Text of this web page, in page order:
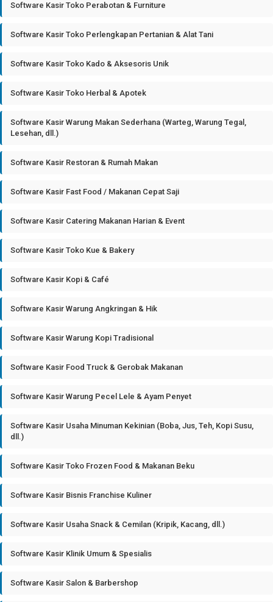
Software Kasir Toko Perabotan & Furniture
Software Kasir Toko Perlengkapan Pertanian & Alat Tani
Software Kasir Toko Kado & Aksesoris Unik
Software Kasir Toko Herbal & Apotek
Software Kasir Warung Makan Sederhana (Warteg, Warung Tegal,
Lesehan, dll.)
Software Kasir Restoran & Rumah Makan
Software Kasir Fast Food / Makanan Cepat Saji
Software Kasir Catering Makanan Harian & Event
Software Kasir Toko Kue & Bakery
Software Kasir Kopi & Café
Software Kasir Warung Angkringan & Hik
Software Kasir Warung Kopi Tradisional
Software Kasir Food Truck & Gerobak Makanan
Software Kasir Warung Pecel Lele & Ayam Penyet
Software Kasir Usaha Minuman Kekinian (Boba, Jus, Teh, Kopi Susu,
dll.)
Software Kasir Toko Frozen Food & Makanan Beku
Software Kasir Bisnis Franchise Kuliner
Software Kasir Usaha Snack & Cemilan (Kripik, Kacang, dll.)
Software Kasir Klinik Umum & Spesialis
Software Kasir Salon & Barbershop